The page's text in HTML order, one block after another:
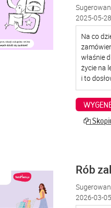
2025-05-
Rób
2026-03-